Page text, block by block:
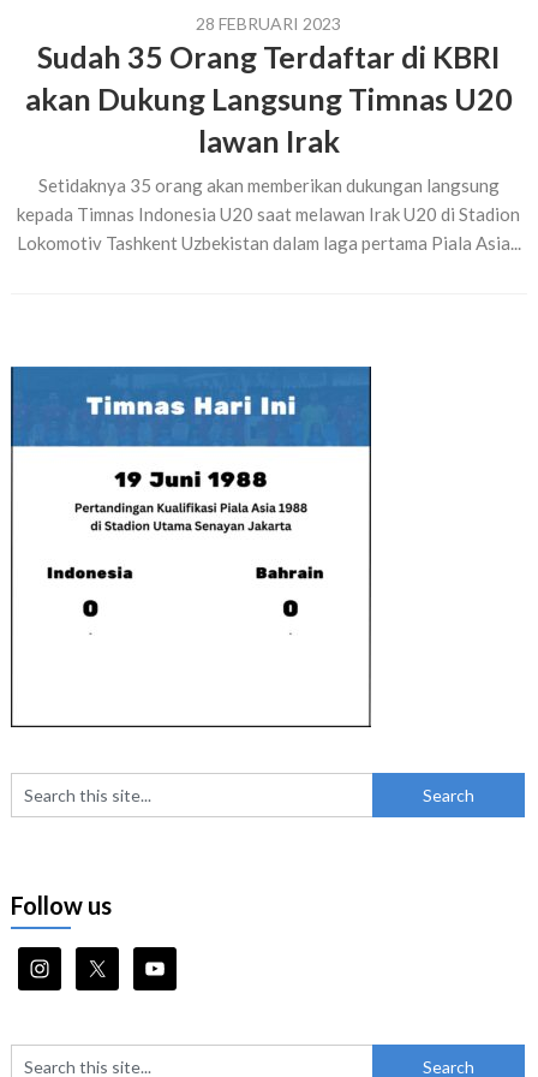
28 FEBRUARI 2023
Sudah 35 Orang Terdaftar di KBRI
akan Dukung Langsung Timnas U20
lawan Irak
Setidaknya 35 orang akan memberikan dukungan langsung
kepada Timnas Indonesia U20 saat melawan Irak U20 di Stadion
Lokomotiv Tashkent Uzbekistan dalam laga pertama Piala Asia...
Follow us